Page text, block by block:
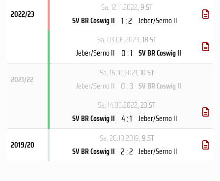
2022/23
Sa, 12.11.2022, 9.ST
SV BR Coswig II 1 : 2 Jeber/Serno II
Sa, 03.06.2023, 18.ST
Jeber/Serno II 0 : 1 SV BR Coswig II
2021/22
Sa, 16.10.2021, 10.ST
Jeber/Serno II 0 : 3 SV BR Coswig II
Sa, 14.05.2022, 23.ST
SV BR Coswig II 4 : 1 Jeber/Serno II
2019/20
Sa, 26.10.2019, 9.ST
SV BR Coswig II 2 : 2 Jeber/Serno II